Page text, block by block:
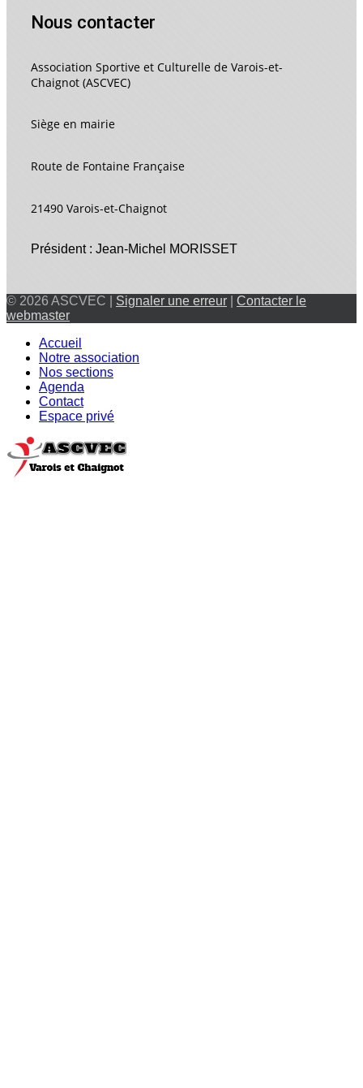
Nous contacter
Association Sportive et Culturelle de Varois-et-
Chaignot (ASCVEC)
Siège en mairie
Route de Fontaine Française
21490 Varois-et-Chaignot
Président : Jean-Michel MORISSET
© 2026 ASCVEC | Signaler une erreur
Contacter le
webmaster
Accueil
Notre association
Nos sections
Agenda
Contact
Espace privé